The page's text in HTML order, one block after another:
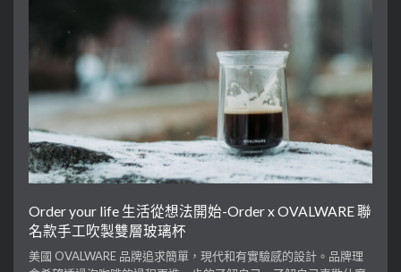
Order your life 生活從想法開始-Order x OVALWARE 聯
名款手工吹製雙層玻璃杯
美國 OVALWARE 品牌追求簡單，現代和有實驗感的設計。品牌理